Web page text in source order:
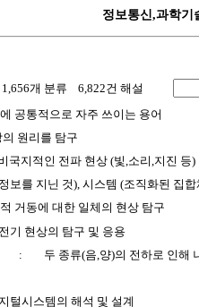
정보통신,과학기
개 분류 6,822건 해설
공통적으로 자주 쓰이는 용어
원리를 탐구
국지적인 전파 현상 (빛,소리,지진 등)
보를 지닌 것), 시스템 (조직화된 집합
거동에 대한 일체의 현상 탐구
전기 현상의 탐구 및 응용
:
두 종류(음,양)의 전하로 인해
털시스템의 해석 및 설계